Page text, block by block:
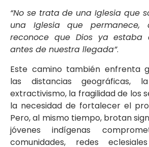
“No se trata de una Iglesia que
una Iglesia que permanece,
reconoce que Dios ya estaba
antes de nuestra llegada”.
Este camino también enfrenta
las distancias geográficas,
extractivismo, la fragilidad de los
la necesidad de fortalecer el
Pero, al mismo tiempo, brotan
jóvenes indígenas
comunidades, redes